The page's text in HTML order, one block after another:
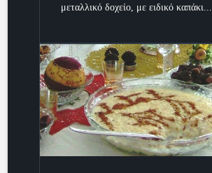
μεταλλικό δοχείο, με ειδικό καπάκι...